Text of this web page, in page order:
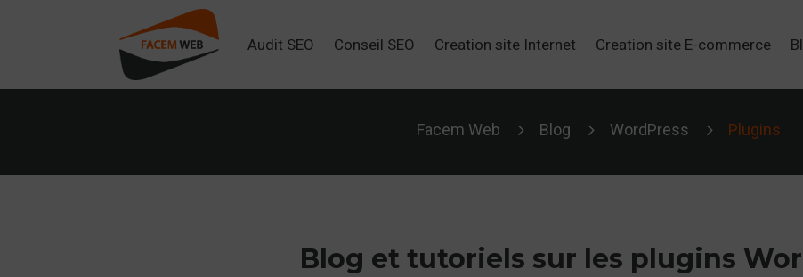
Audit SEO Conseil SEO Creation site Internet Creation site E-commerce
Facem Web 5 Blog 5 WordPress 5 Plugins
Blog et tutoriels sur les plugins